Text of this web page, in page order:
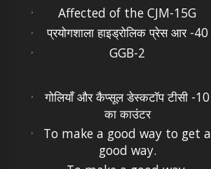
Affected of the CJM-15G
प्रयोगशाला हाइड्रोलिक प्रेस आर -40
GGB-2
गोलियाँ और कैप्सूल डेस्कटॉप टीसी -10
का काउंटर
To make a good way to get a
good way.